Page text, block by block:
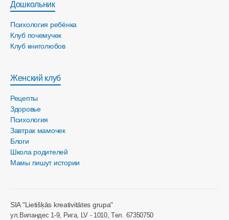
Дошкольник
Психология ребёнка
Клуб почемучек
Клуб книголюбов
Женский клуб
Рецепты
Здоровье
Психология
Завтрак мамочек
Блоги
Школа родителей
Мамы пишут истории
SIA "Lietišķās kreativitātes grupa"
ул.Виландес 1-9, Рига, LV - 1010, Tел. 67350750